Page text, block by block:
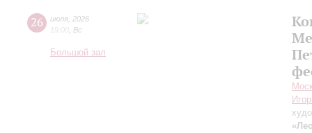
26 июля 2026
19:00 Вс
Большой зал